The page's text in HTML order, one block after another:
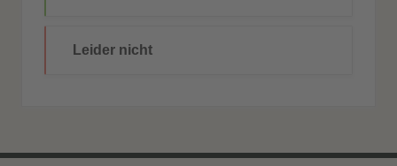
Leider nicht